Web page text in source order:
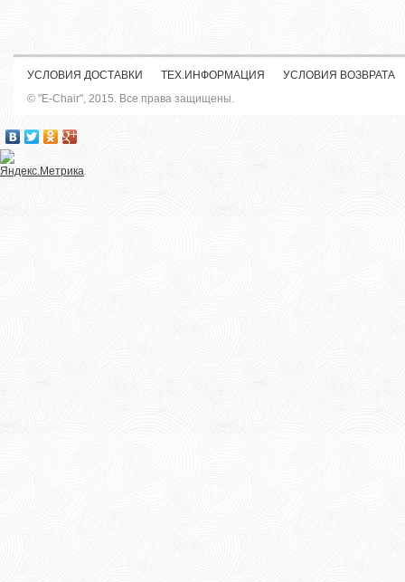
УСЛОВИЯ ДОСТАВКИ ТЕХ.ИНФОРМАЦИЯ
УСЛОВИЯ ВОЗВРАТА
© "E-Chair", 2015. Все права защищены.